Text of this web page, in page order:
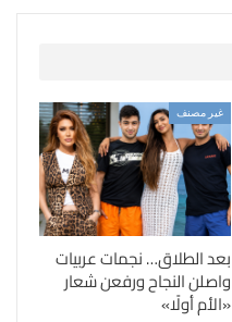
غير مصنف
بعد الطلاق… نجمات عربيات
واصلن النجاح ورفعن شعار
«الأم أولًا»